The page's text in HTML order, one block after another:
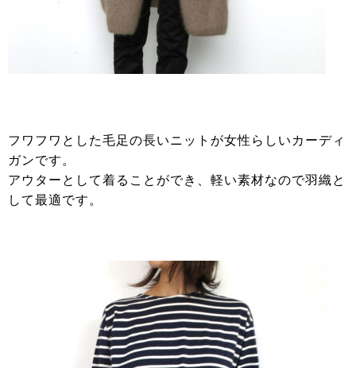
フワフワとした毛足の長いニットが女性らしいカーディ
ガンです。
アウターとして着ることができ、軽い素材なので羽織と
して最適です。